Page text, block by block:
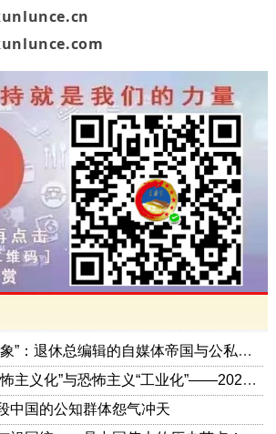
加民｜“胡锡进现象”：退休总编辑的自媒体帝国与公私边界之问
邱大军｜战争“恐怖主义化”与恐怖主义“工业化”——2026年混合冲突模式观察报告
中国的公知群体怨气冲天